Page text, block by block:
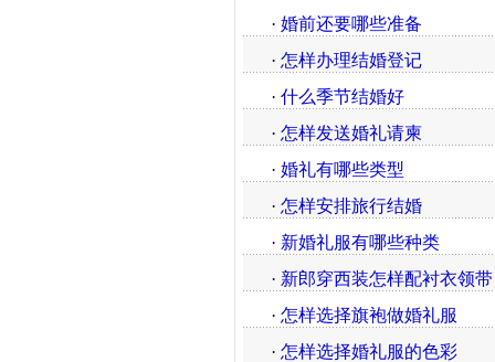
· 婚前还要哪些准备
· 怎样办理结婚登记
· 什么季节结婚好
· 怎样发送婚礼请柬
· 婚礼有哪些类型
· 怎样安排旅行结婚
· 新婚礼服有哪些种类
· 新郎穿西装怎样配衬衣领带
· 怎样选择旗袍做婚礼服
· 怎样选择婚礼服的色彩